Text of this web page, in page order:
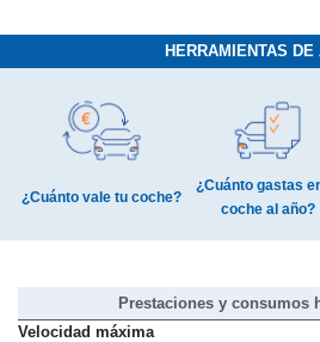
HERRAMIENTAS DE
¿Cuánto vale tu coche?
¿Cuánto gastas
coche al año?
Prestaciones y consumos
Velocidad máxima